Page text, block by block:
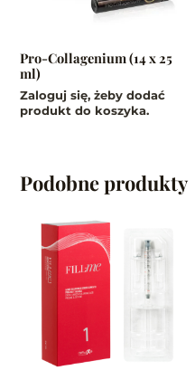
Pro-Collagenium (14 x 25
ml)
Zaloguj się, żeby dodać
produkt do koszyka.
Podobne produkty